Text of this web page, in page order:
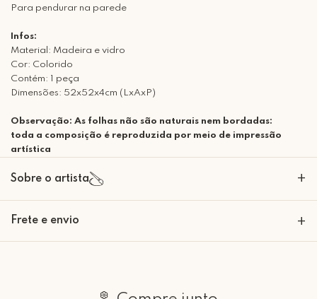
Para pendurar na parede
Infos:
Material: Madeira e vidro
Cor: Colorido
Contém: 1 peça
Dimensões: 52x52x4cm (LxAxP)
Observação: As folhas não são naturais nem bordadas:
toda a composição é reproduzida por meio de impressão
artística
Sobre o artista +
Frete e envio +